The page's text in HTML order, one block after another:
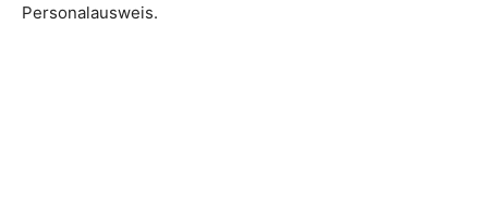
Personalausweis.